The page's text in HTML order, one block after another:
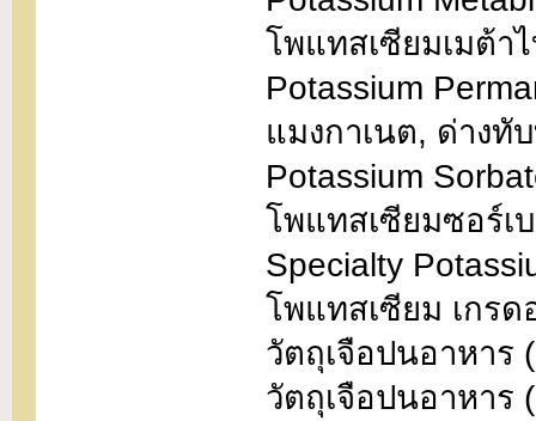
โพแทสเซียมเมต้า
Potassium
แมงกาเนต, ด่างทั
Potassium
โพแทสเซียมซอร์เ
Specialty
โพแทสเซียม เกร
วัตถุเจือปนอาหาร
วัตถุเจือปนอาหาร